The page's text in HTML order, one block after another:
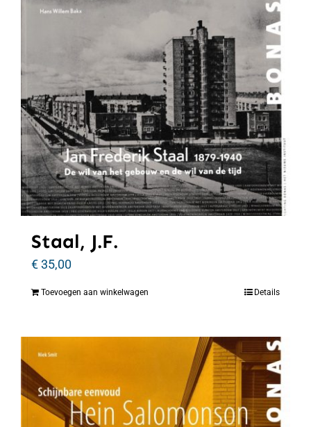
Staal, J.F.
€35,00
Toevoegen aan winkelwagen Details